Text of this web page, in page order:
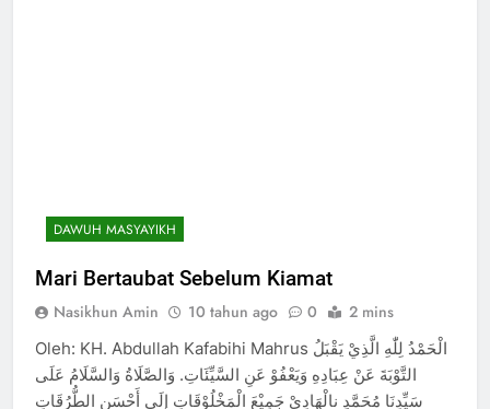
DAWUH MASYAYIKH
Mari Bertaubat Sebelum Kiamat
Nasikhun Amin 10 tahun ago 0 2 mins
Oleh: KH. Abdullah Kafabihi Mahrus الْحَمْدُ لِلّٰهِ الَّذِيْ يَقْبَلُ
التَّوْبَةَ عَنْ عِبَادِهِ وَيَعْفُوْ عَنِ السَّيِّئَاتِ. وَالصَّلَاةُ وَالسَّلَامُ عَلَى
سَيِّدِنَا مُحَمَّدٍ نالْهَادِيْ جَمِيْعَ الْمَخْلُوْقَاتِ إِلَى أَحْسَنِ الطُّرُقَاتِ